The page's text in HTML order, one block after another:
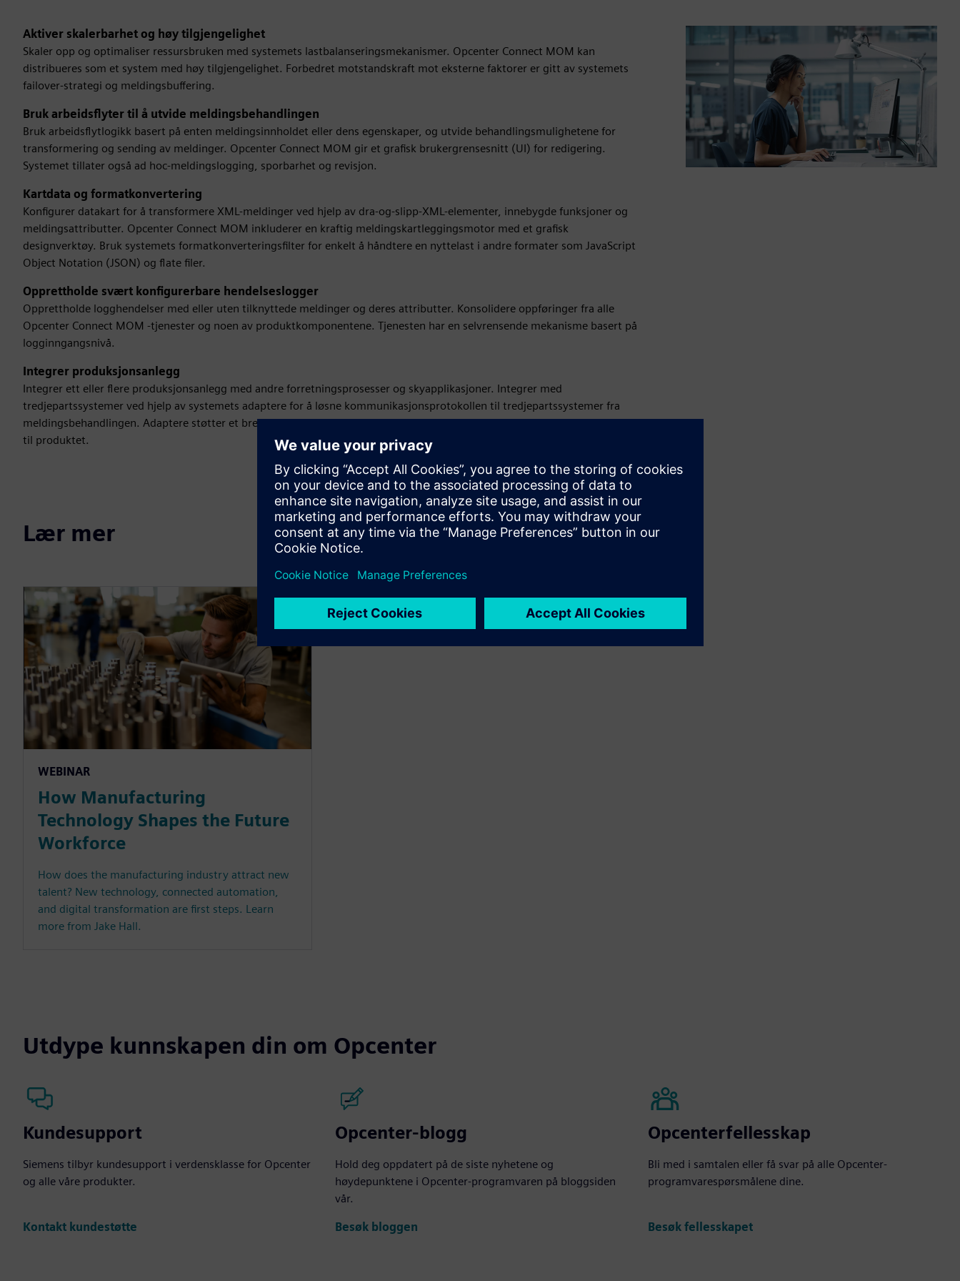
Aktiver skalerbarhet og høy tilgjengelighet
Skaler opp og optimaliser ressursbruken med systemets lastbalanseringsmekanismer. Opcenter Connect MOM kan
distribueres som et system med høy tilgjengelighet. Forbedret motstandskraft mot eksterne faktorer er gitt av systemets
failover-strategi og meldingsbuffering.
Bruk arbeidsflyter til å utvide meldingsbehandlingen
Bruk arbeidsflytlogikk basert på enten meldingsinnholdet eller dens egenskaper, og utvide behandlingsmulighetene for
transformering og sending av meldinger. Opcenter Connect MOM gir et grafisk brukergrensesnitt (UI) for redigering.
Systemet tillater også ad hoc-meldingslogging, sporbarhet og revisjon.
Kartdata og formatkonvertering
Konfigurer datakart for å transformere XML-meldinger ved hjelp av dra-og-slipp-XML-elementer, innebygde funksjoner og
meldingsattributter. Opcenter Connect MOM inkluderer en kraftig meldingskartleggingsmotor med et grafisk
designverktøy. Bruk systemets formatkonverteringsfilter for enkelt å håndtere en nyttelast i andre formater som JavaScript
Object Notation (JSON) og flate filer.
Opprettholde svært konfigurerbare hendelseslogger
Opprettholde logghendelser med eller uten tilknyttede meldinger og deres attributter. Konsolidere oppføringer fra alle
Opcenter Connect MOM -tjenester og noen av produktkomponentene. Tjenesten har en selvrensende mekanisme basert på
logginngangsnivå.
Integrer produksjonsanlegg
Integrer ett eller flere produksjonsanlegg med andre forretningsprosesser og skyapplikasjoner. Integrer med
tredjepartssystemer ved hjelp av systemets adaptere for å løsne kommunikasjonsprotokollen til tredjepartssystemer fra
meldingsbehandlingen. Adaptere støtter et bredt spekter av teknologier og forbedrer fleksibiliteten og brukervennligheten
til produktet.
Lær mer
WEBINAR
How Manufacturing
Technology Shapes the Future
Workforce
How does the manufacturing industry attract new
talent? New technology, connected automation,
and digital transformation are first steps. Learn
more from Jake Hall.
Utdype kunnskapen din om Opcenter
Kundesupport
Siemens tilbyr kundesupport i verdensklasse for Opcenter
og alle våre produkter.
Kontakt kundestøtte
Opcenter-blogg
Hold deg oppdatert på de siste nyhetene og
høydepunktene i Opcenter-programvaren på bloggsiden
vår.
Besøk bloggen
Opcenterfellesskap
Bli med i samtalen eller få svar på alle Opcenter-
programvarespørsmålene dine.
Besøk fellesskapet